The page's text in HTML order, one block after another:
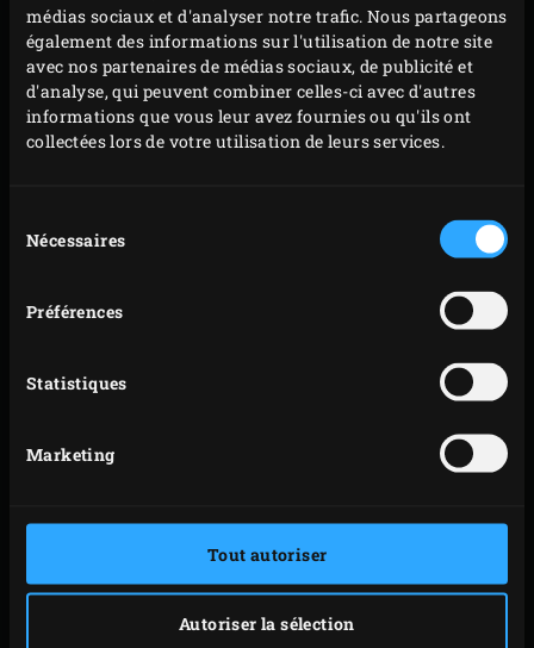
médias sociaux et d'analyser notre trafic. Nous partageons
également des informations sur l'utilisation de notre site
avec nos partenaires de médias sociaux, de publicité et
d'analyse, qui peuvent combiner celles-ci avec d'autres
informations que vous leur avez fournies ou qu'ils ont
collectées lors de votre utilisation de leurs services.
duNécessaires
Préférences
Statistiques
Marketing
Tout autoriser
Autoriser la sélection
acier inoxydableen place à l’intérieur. Pendant que
vous préchauffez l’EGG, placez lasauteusesur la
grille. Pendant ce temps, pour la garniture, coupez
grossièrement les pommes de terre. Épluchez et
saltimboccas de poulet dans la sauteuse et faites-
régulièrement avec le beurre de la sauteuse et
Retournez les saltimboccas de poulet et placez la
branche de sauge dans la sauteuse. Poursuivez la
cuisson jusqu’à ce que le poulet atteigne une
lecture instantanée.
Retirez les saltimboccas de poulet de la sauteuse et
réservez-les. Mettez les pommes de terre, l’échalote